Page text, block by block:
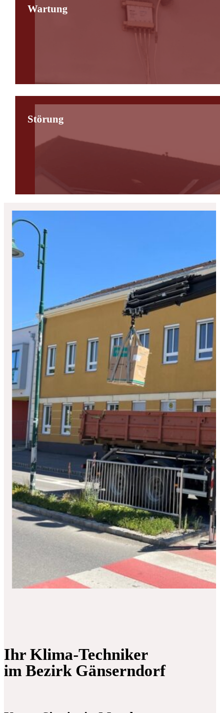
Wartung
Störung
Ihr Klima-Techniker
im Bezirk Gänserndorf